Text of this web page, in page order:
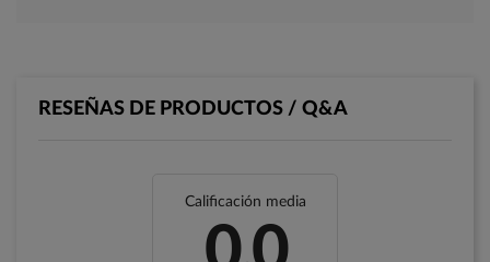
RESEÑAS DE PRODUCTOS / Q&A
Calificación media